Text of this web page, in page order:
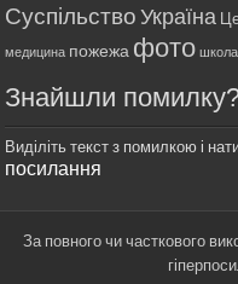
Суспільство Україна
медицина пожежа фото школа
Знайшли
Виділіть текст з помилкою і
посилання
За повного чи часткового